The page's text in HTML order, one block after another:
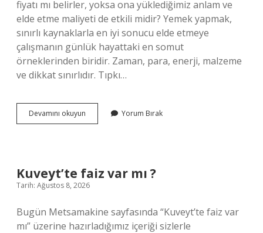
fiyatı mı belirler, yoksa ona yüklediğimiz anlam ve
elde etme maliyeti de etkili midir? Yemek yapmak,
sınırlı kaynaklarla en iyi sonucu elde etmeye
çalışmanın günlük hayattaki en somut
örneklerinden biridir. Zaman, para, enerji, malzeme
ve dikkat sınırlıdır. Tıpkı…
Devamını okuyun Yemeklere
baharat
Yorum Bırak
Kuveyt’te faiz var mı ?
Tarih: Ağustos 8, 2026
Bugün Metsamakine sayfasında “Kuveyt’te faiz var
mı” üzerine hazırladığımız içeriği sizlerle